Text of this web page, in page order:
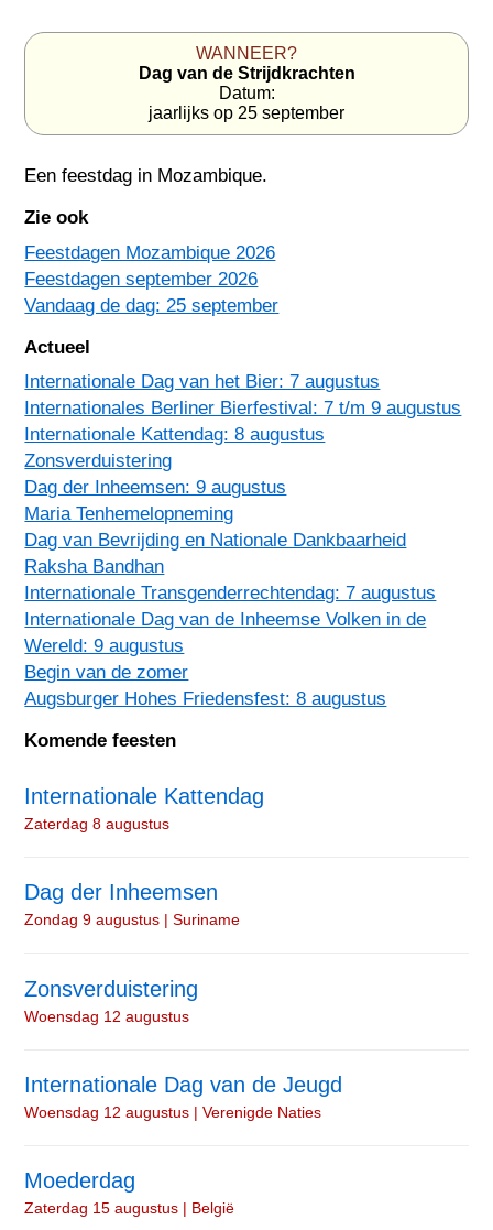
WANNEER?
Dag van de Strijdkrachten
Datum:
jaarlijks op 25 september
Een feestdag in Mozambique.
Zie ook
Feestdagen Mozambique 2026
Feestdagen september 2026
Vandaag de dag: 25 september
Actueel
Internationale Dag van het Bier: 7 augustus
Internationales Berliner Bierfestival: 7 t/m 9 augustus
Internationale Kattendag: 8 augustus
Zonsverduistering
Dag der Inheemsen: 9 augustus
Maria Tenhemelopneming
Dag van Bevrijding en Nationale Dankbaarheid
Raksha Bandhan
Internationale Transgenderrechtendag: 7 augustus
Internationale Dag van de Inheemse Volken in de
Wereld: 9 augustus
Begin van de zomer
Augsburger Hohes Friedensfest: 8 augustus
Komende feesten
Internationale Kattendag
Zaterdag 8 augustus
Dag der Inheemsen
Zondag 9 augustus | Suriname
Zonsverduistering
Woensdag 12 augustus
Internationale Dag van de Jeugd
Woensdag 12 augustus | Verenigde Naties
Moederdag
Zaterdag 15 augustus | België